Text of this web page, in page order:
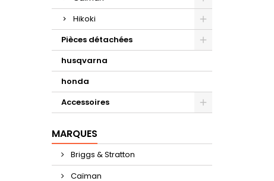
Hikoki
Pièces détachées
husqvarna
honda
Accessoires
MARQUES
Briggs & Stratton
Caïman